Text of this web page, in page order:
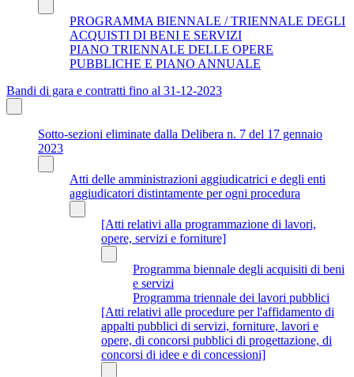
PROGRAMMA BIENNALE / TRIENNALE DEGLI
ACQUISTI DI BENI E SERVIZI
PIANO TRIENNALE DELLE OPERE
PUBBLICHE E PIANO ANNUALE
Bandi di gara e contratti fino al 31-12-2023
Sotto-sezioni eliminate dalla Delibera n. 7 del 17 gennaio
2023
Atti delle amministrazioni aggiudicatrici e degli enti
aggiudicatori distintamente per ogni procedura
[Atti relativi alla programmazione di lavori,
opere, servizi e forniture]
Programma biennale degli acquisiti di beni
e servizi
Programma triennale dei lavori pubblici
[Atti relativi alle procedure per l'affidamento di
appalti pubblici di servizi, forniture, lavori e
opere, di concorsi pubblici di progettazione, di
concorsi di idee e di concessioni]